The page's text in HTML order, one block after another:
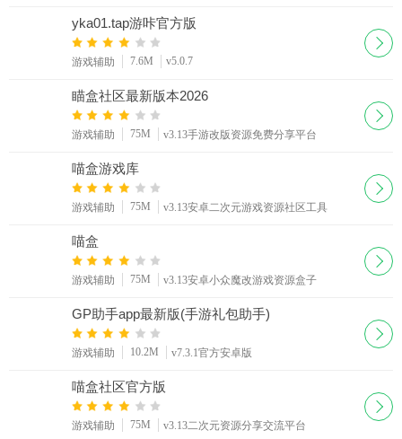
yka01.tap游咔官方版
游戏辅助 7.6M v5.0.7
瞄盒社区最新版本2026
游戏辅助 75M v3.13手游改版资源免费分享平台
喵盒游戏库
游戏辅助 75M v3.13安卓二次元游戏资源社区工具
喵盒
游戏辅助 75M v3.13安卓小众魔改游戏资源盒子
GP助手app最新版(手游礼包助手)
游戏辅助 10.2M v7.3.1官方安卓版
喵盒社区官方版
游戏辅助 75M v3.13二次元资源分享交流平台